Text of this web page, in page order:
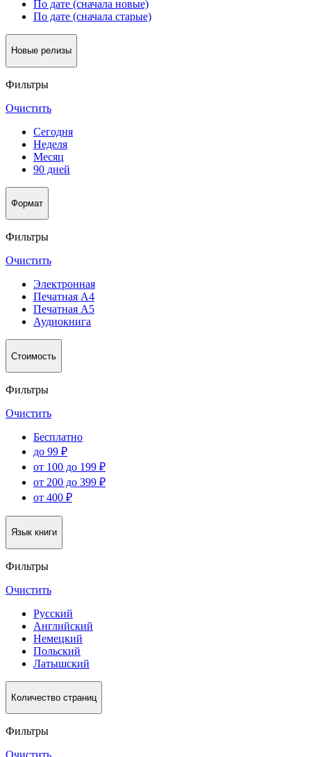
По дате (сначала новые)
По дате (сначала старые)
Новые релизы
Фильтры
Очистить
Сегодня
Неделя
Месяц
90 дней
Формат
Фильтры
Очистить
Электронная
Печатная А4
Печатная А5
Аудиокнига
Стоимость
Фильтры
Очистить
Бесплатно
до 99 ₽
от 100 до 199 ₽
от 200 до 399 ₽
от 400 ₽
Язык книги
Фильтры
Очистить
Русский
Английский
Немецкий
Польский
Латышский
Количество страниц
Фильтры